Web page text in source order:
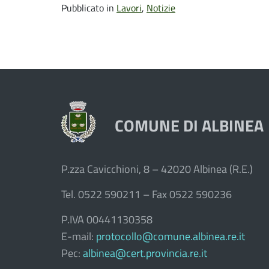
Pubblicato in Lavori, Notizie
COMUNE DI ALBINEA
P.zza Cavicchioni, 8 – 42020 Albinea (R.E.)
Tel. 0522 590211 – Fax 0522 590236
P.IVA 00441130358
E-mail: protocollo@comune.albinea.re.it
Pec: albinea@cert.provincia.re.it